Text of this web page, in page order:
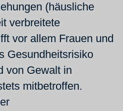
(häusliche
verbreitete
vor allem Frauen und
Gesundheitsrisiko
von Gewalt in
mitbetroffen.